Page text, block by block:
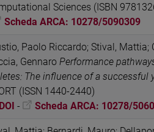
Sciences (ISBN
Scheda ARCA: 10278/5090309
Paolo Riccardo; Stival,
Gennaro Performance
The influence of a successful
(ISSN 1440-2440)
DOI - Scheda ARCA: 10278/